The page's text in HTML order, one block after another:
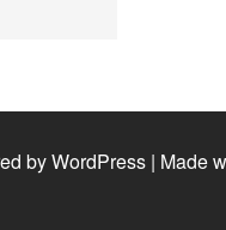
by WordPress | Made